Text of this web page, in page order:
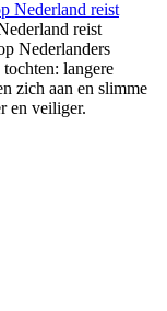
reist
Nederlanders
langere
zich aan en slimme
en veiliger.